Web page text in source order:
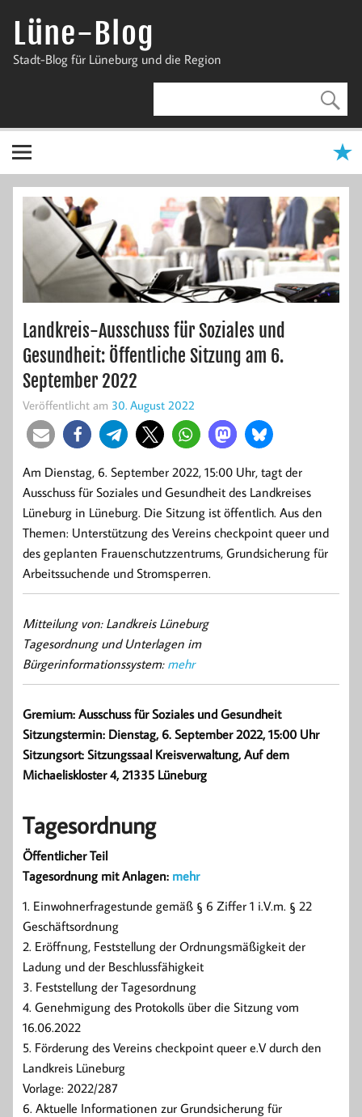
InhaltLüne-Blog
Stadt-Blog für Lüneburg und die Region
Landkreis-Ausschuss für Soziales und
Gesundheit: Öffentliche Sitzung am 6.
September 2022
Veröffentlicht am 30. August 2022
Am Dienstag, 6. September 2022, 15:00 Uhr, tagt der
Ausschuss für Soziales und Gesundheit des Landkreises
Lüneburg in Lüneburg. Die Sitzung ist öffentlich. Aus den
Themen: Unterstützung des Vereins checkpoint queer und
des geplanten Frauenschutzzentrums, Grundsicherung für
Arbeitssuchende und Stromsperren.
Mitteilung von: Landkreis Lüneburg
Tagesordnung und Unterlagen im
Bürgerinformationssystem: mehr
Gremium: Ausschuss für Soziales und Gesundheit
Sitzungstermin: Dienstag, 6. September 2022, 15:00 Uhr
Sitzungsort: Sitzungssaal Kreisverwaltung, Auf dem
Michaeliskloster 4, 21335 Lüneburg
Tagesordnung
Öffentlicher Teil
Tagesordnung mit Anlagen: mehr
1. Einwohnerfragestunde gemäß § 6 Ziffer 1 i.V.m. § 22
Geschäftsordnung
2. Eröffnung, Feststellung der Ordnungsmäßigkeit der
Ladung und der Beschlussfähigkeit
3. Feststellung der Tagesordnung
4. Genehmigung des Protokolls über die Sitzung vom
16.06.2022
5. Förderung des Vereins checkpoint queer e.V durch den
Landkreis Lüneburg
Vorlage: 2022/287
6. Aktuelle Informationen zur Grundsicherung für